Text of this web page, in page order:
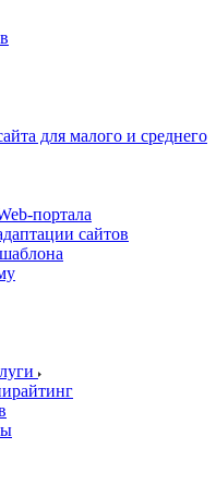
для малого и среднего
портала
сайтов